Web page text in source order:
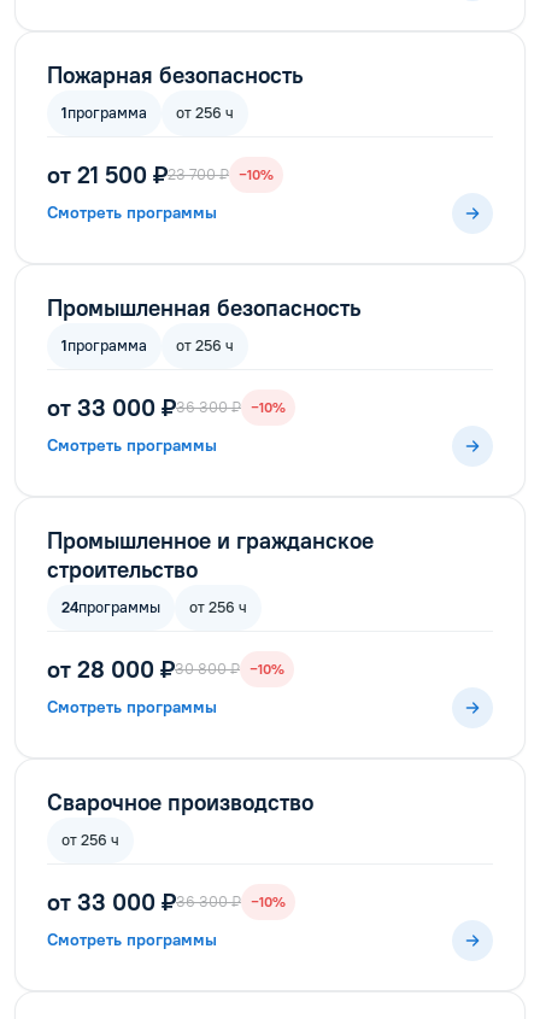
Пожарная безопасность
1программа от 256 ч
от 21 500 ₽23 700 ₽ −10%
Смотреть программы
Промышленная безопасность
1программа от 256 ч
от 33 000 ₽36 300 ₽ −10%
Смотреть программы
Промышленное и гражданское
строительство
24программы от 256 ч
от 28 000 ₽30 800 ₽ −10%
Смотреть программы
Сварочное производство
от 256 ч
от 33 000 ₽36 300 ₽ −10%
Смотреть программы